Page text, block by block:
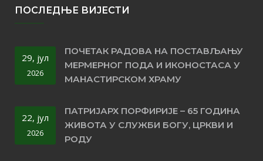
ПОСЛЕДЊЕ ВИЈЕСТИ
29, јул
2026
ПОЧЕТАК РАДОВА НА ПОСТАВЉАЊУ
МЕРМЕРНОГ ПОДА И ИКОНОСТАСА У
МАНАСТИРСКОМ ХРАМУ
22, јул
2026
ПАТРИЈАРХ ПОРФИРИЈЕ – 65 ГОДИНА
ЖИВОТА У СЛУЖБИ БОГУ, ЦРКВИ И
РОДУ